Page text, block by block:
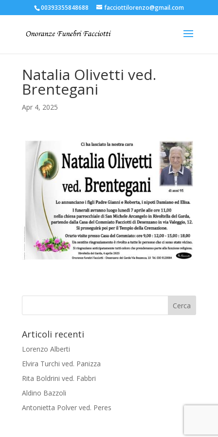
00393355848688 facciottilorenzo@gmail.com
Natalia Olivetti ved.
Brentegani
Apr 4, 2025
Articoli recenti
Lorenzo Alberti
Elvira Turchi ved. Panizza
Rita Boldrini ved. Fabbri
Aldino Bazzoli
Antonietta Polver ved. Peres